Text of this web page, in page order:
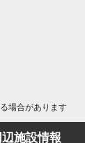
場合があります
施設情報